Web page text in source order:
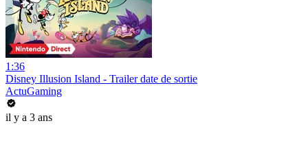
1:36
Disney Illusion Island - Trailer date de sortie
ActuGaming
il y a 3 ans